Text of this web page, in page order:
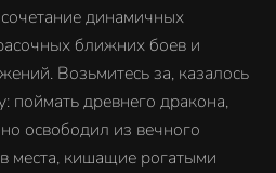
динамичных
ближних боев и
Возьмитесь за, казалось
поймать древнего дракона,
освободил из вечного
места, кишащие рогатыми